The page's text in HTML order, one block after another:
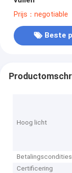
Prijs：negotiable
Beste
Hoog licht
Betalingscondities
Certificering